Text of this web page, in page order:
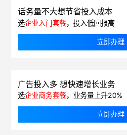
话务量不大想节省投入成本
选企业入门套餐，投入低回报高
立即办理
广告投入多 想快速增长业务
选企业商务套餐，业务量上升20%
立即办理